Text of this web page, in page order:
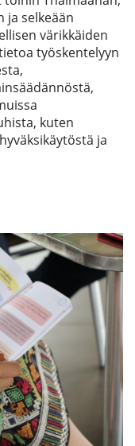
ja selkeään
värikkäiden
työskentelyyn
kuten
ja